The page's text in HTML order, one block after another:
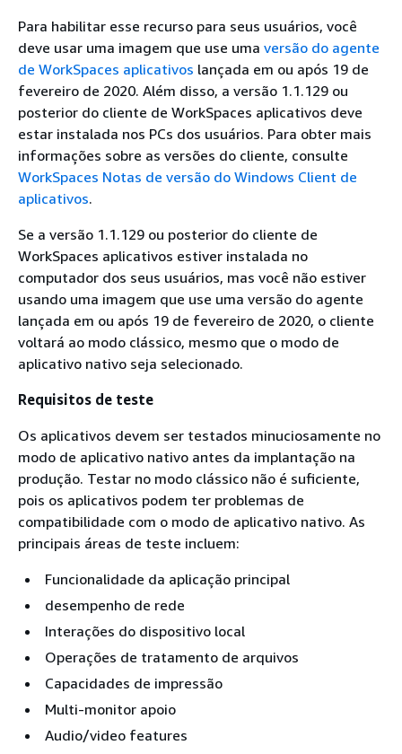
Para habilitar esse recurso para seus usuários, você
deve usar uma imagem que use uma versão do agente
de WorkSpaces aplicativos lançada em ou após 19 de
fevereiro de 2020. Além disso, a versão 1.1.129 ou
posterior do cliente de WorkSpaces aplicativos deve
estar instalada nos PCs dos usuários. Para obter mais
informações sobre as versões do cliente, consulte
WorkSpaces Notas de versão do Windows Client de
aplicativos.
Se a versão 1.1.129 ou posterior do cliente de
WorkSpaces aplicativos estiver instalada no
computador dos seus usuários, mas você não estiver
usando uma imagem que use uma versão do agente
lançada em ou após 19 de fevereiro de 2020, o cliente
voltará ao modo clássico, mesmo que o modo de
aplicativo nativo seja selecionado.
Requisitos de teste
Os aplicativos devem ser testados minuciosamente no
modo de aplicativo nativo antes da implantação na
produção. Testar no modo clássico não é suficiente,
pois os aplicativos podem ter problemas de
compatibilidade com o modo de aplicativo nativo. As
principais áreas de teste incluem:
Funcionalidade da aplicação principal
desempenho de rede
Interações do dispositivo local
Operações de tratamento de arquivos
Capacidades de impressão
Multi-monitor apoio
Audio/video features